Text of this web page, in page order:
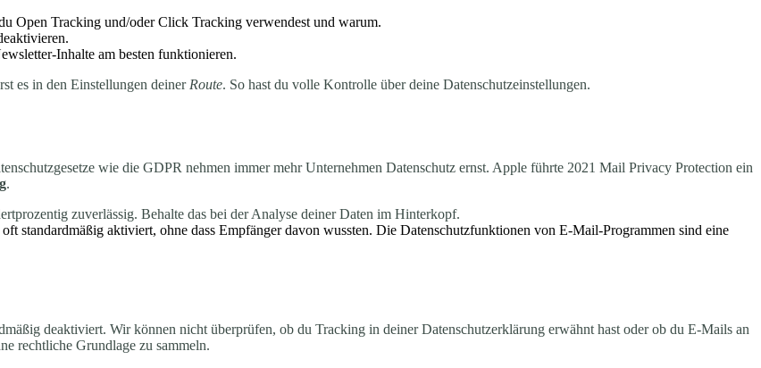
Open Tracking und/oder Click Tracking verwendest und warum.
Inhalte am besten funktionieren.
es in den Einstellungen deiner Route. So hast du volle Kontrolle über deine Datenschutzeinstellungen.
wie die GDPR nehmen immer mehr Unternehmen Datenschutz ernst. Apple führte 2021 Mail Privacy Protection ein
.
zuverlässig. Behalte das bei der Analyse deiner Daten im Hinterkopf.
standardmäßig aktiviert, ohne dass Empfänger davon wussten. Die Datenschutzfunktionen von E-Mail-Programmen sind eine
deaktiviert. Wir können nicht überprüfen, ob du Tracking in deiner Datenschutzerklärung erwähnt hast oder ob du E-Mails an
rechtliche Grundlage zu sammeln.